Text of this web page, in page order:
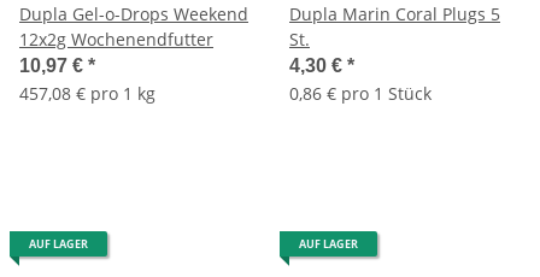
Dupla Gel-o-Drops Weekend
12x2g Wochenendfutter
10,97 € *
457,08 € pro 1 kg
Dupla Marin Coral Plugs 5
St.
4,30 € *
0,86 € pro 1 Stück
AUF LAGER AUF LAGER